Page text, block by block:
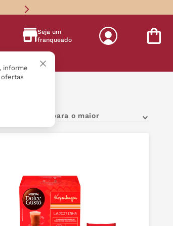
informe
Seja um
franqueado
Do menor para o maior